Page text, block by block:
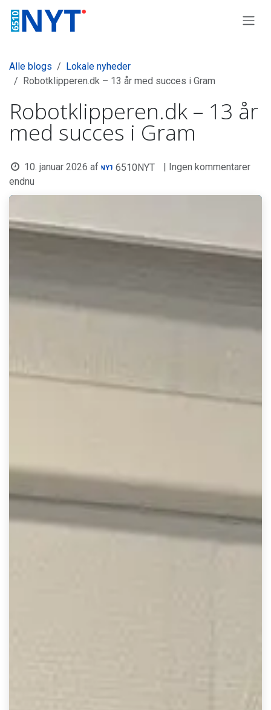
Alle blogs
Lokale nyheder
Robotklipperen.dk – 13 år med succes i Gram
Robotklipperen.dk – 13 år
med succes i Gram
10. januar 2026 af 6510NYT
| Ingen kommentarer
endnu